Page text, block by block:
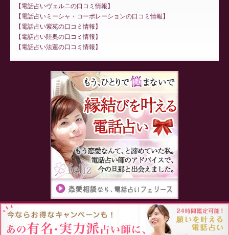
電話占いヴェルニの口コミ情報
電話占いミーシャ・コーポレーションの口コミ情報
電話占い紫苑の口コミ情報
電話占い陸奥の口コミ情報
電話占い法蓮の口コミ情報
Proudly powered by WordPress